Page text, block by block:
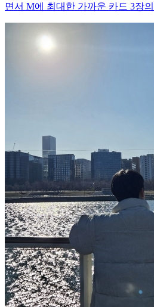
면서 M에 최대한 가까운 카드 3장